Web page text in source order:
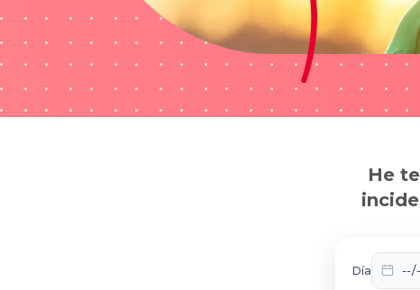
He
Día